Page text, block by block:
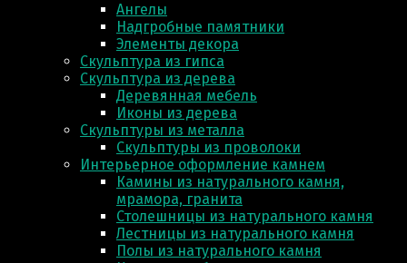
Ангелы
Надгробные памятники
Элементы декора
Скульптура из гипса
Скульптура из деревa
Деревянная мебель
Иконы из дерева
Скульптуры из металла
Скульптуры из проволоки
Интерьерное оформление камнем
Камины из натурального камня,
мрамора, гранита
Столешницы из натурального камня
Лестницы из натурального камня
Полы из натурального камня